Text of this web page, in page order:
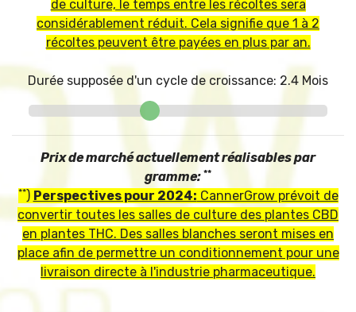
de culture, le temps entre les récoltes sera
considérablement réduit. Cela signifie que 1 à 2
récoltes peuvent être payées en plus par an.
Durée supposée d'un cycle de croissance: 2.4 Mois
Prix ​​de marché actuellement réalisables par
gramme: **
**) Perspectives pour 2024: CannerGrow prévoit de
convertir toutes les salles de culture des plantes CBD
en plantes THC. Des salles blanches seront mises en
place afin de permettre un conditionnement pour une
livraison directe à l'industrie pharmaceutique.